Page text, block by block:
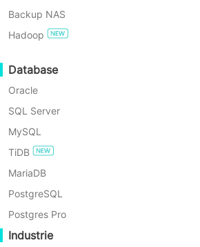
Backup NAS
Hadoop
Database
Oracle
SQL Server
MySQL
TiDB
MariaDB
PostgreSQL
Postgres Pro
Industrie
Imparerai come ripristinare una
macchina virtuale Proxmox con
passaggi.
Prima di ripristinare una macchina
virtuale Proxmox, è necessario
disporre di un backup Proxmox.
accediamo alla console web del
server Vinchin Backup. Andare alla
paginaBackup VM